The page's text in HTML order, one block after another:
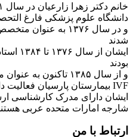
دانشگاه علوم پزشکی فارغ
و در سال ۱۳۷۶ به
شدند
بودند
و از سال ۱۳۸۵
IVF بیمارستان پارسیان فعالیت دارند.
ایشان دارای مدرک کارشناسی
شارجه امارات متحده عربی
ارتباط با من